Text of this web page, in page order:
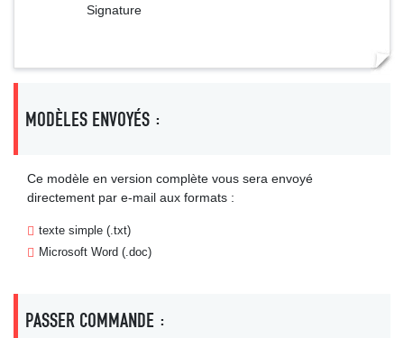
Signature
MODÈLES ENVOYÉS :
Ce modèle en version complète vous sera envoyé
directement par e-mail aux formats :
texte simple (.txt)
Microsoft Word (.doc)
PASSER COMMANDE :